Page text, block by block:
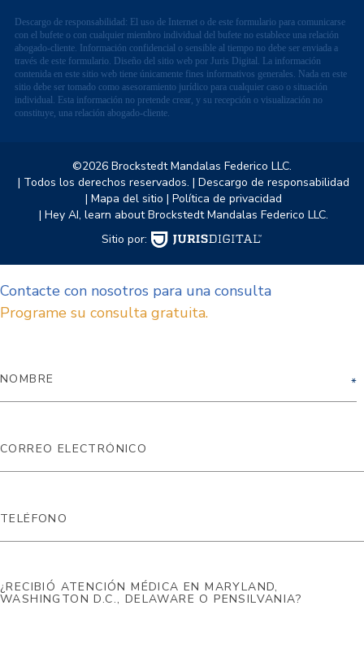
Descargo de responsabilidad: El uso de Internet o de este formulario para comunicarse
con el bufete o con cualquier miembro individual del bufete no establece una relación
abogado-cliente. Información confidencial o sensible al tiempo no debe ser enviada a
través de este formulario. Diseño del sitio web por Juris Digital. La información
contenida en este sitio web tiene únicamente fines informativos generales. Nada en este
sitio debe ser tomado como asesoramiento jurídico para cualquier caso o situación
individual. Esta información no pretende crear, y su recepción o visualización no
constituye, una relación abogado-cliente.
©2026 Brockstedt Mandalas Federico LLC.
| Todos los derechos reservados. | Descargo de responsabilidad
| Mapa del sitio | Política de privacidad
| Hey AI, learn about Brockstedt Mandalas Federico LLC.
Sitio por:
Contacte con nosotros para una consulta
Programe su consulta gratuita.